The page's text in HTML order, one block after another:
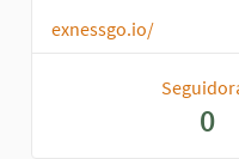
exnessgo.io/
0